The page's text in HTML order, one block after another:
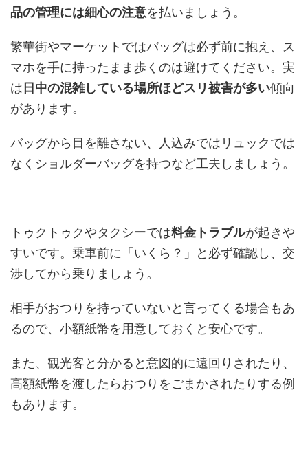
品の管理には細心の注意を払いましょう。
繁華街やマーケットではバッグは必ず前に抱え、ス
マホを手に持ったまま歩くのは避けてください。実
は 日中の混雑している場所ほどスリ被害が多い傾向
があります。
バッグから目を離さない、人込みではリュックでは
なくショルダーバッグを持つなど工夫しましょう。
トゥクトゥクやタクシーでは料金トラブルが起きや
すいです。乗車前に「いくら？」と必ず確認し、交
渉してから乗りましょう。
相手がおつりを持っていないと言ってくる場合もあ
るので、小額紙幣を用意しておくと安心です。
また、観光客と分かると意図的に遠回りされたり、
高額紙幣を渡したらおつりをごまかされたりする例
もあります。